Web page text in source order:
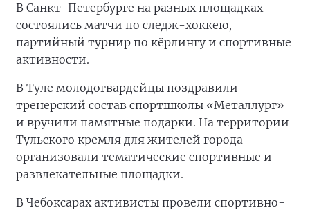
В Санкт-Петербурге на разных площадках
состоялись матчи по следж-хоккею,
партийный турнир по кёрлингу и спортивные
активности.
В Туле молодогвардейцы поздравили
тренерский состав спортшколы «Металлург»
и вручили памятные подарки. На территории
Тульского кремля для жителей города
организовали тематические спортивные и
развлекательные площадки.
В Чебоксарах активисты провели спортивно-